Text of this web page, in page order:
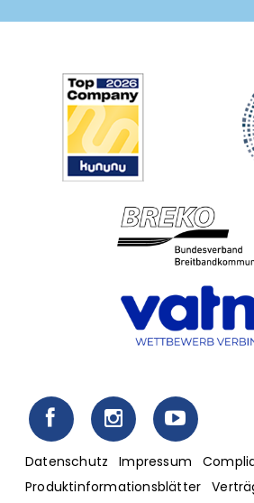
Fußzeilenmenü
Datenschutz Impressum
Produktinformationsblätter